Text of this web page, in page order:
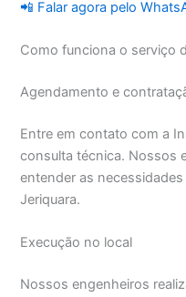
📲 Falar agora pelo
Como funciona o serviço
Agendamento e
Entre em contato com a
consulta técnica. Nossos
entender as
Jeriquara.
Execução no local
Nossos engenheiros